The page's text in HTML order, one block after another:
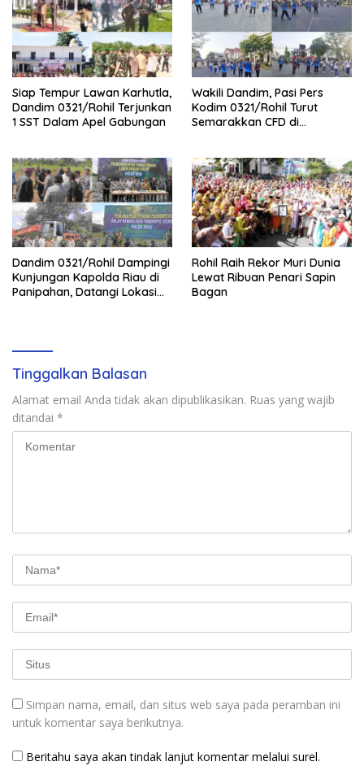
Siap Tempur Lawan Karhutla,
Dandim 0321/Rohil Terjunkan
1 SST Dalam Apel Gabungan
Wakili Dandim, Pasi Pers
Kodim 0321/Rohil Turut
Semarakkan CFD di
Dandim 0321/Rohil Dampingi
Kunjungan Kapolda Riau di
Panipahan, Datangi Lokasi
Rohil Raih Rekor Muri Dunia
Lewat Ribuan Penari Sapin
Bagan
Tinggalkan Balasan
Alamat email Anda tidak akan dipublikasikan. Ruas yang wajib
ditandai *
Simpan nama, email, dan situs web saya pada peramban ini
untuk komentar saya berikutnya.
Beritahu saya akan tindak lanjut komentar melalui surel.